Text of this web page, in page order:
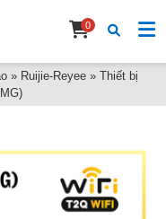
0
» Ruijie-Reyee » Thiết bị